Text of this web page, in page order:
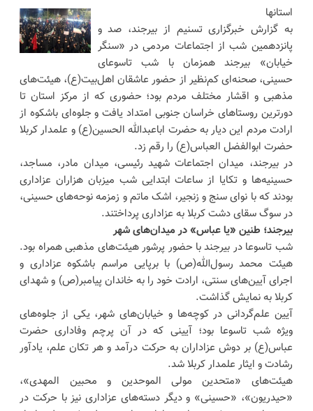
استانها
به گزارش خبرگزاری تسنیم از بیرجند، صد و
پانزدهمین شب از اجتماعات مردمی در «سنگر
خیابان» بیرجند همزمان با شب تاسوعای
حسینی، صحنه‌ای کم‌نظیر از حضور عاشقان اهل‌بیت(ع)، هیئت‌های
مذهبی و اقشار مختلف مردم بود؛ حضوری که از مرکز استان تا
دورترین روستاهای خراسان جنوبی امتداد یافت و جلوه‌ای باشکوه از
ارادت مردم این دیار به حضرت اباعبدالله الحسین(ع) و علمدار کربلا
حضرت ابوالفضل العباس(ع) را رقم زد.
در بیرجند، میدان اجتماعات شهید رئیسی، میدان مادر، مساجد،
حسینیه‌ها و تکایا از ساعات ابتدایی شب میزبان هزاران عزاداری
بودند که با نوای سنج و زنجیر، اشک ماتم و زمزمه نوحه‌های حسینی،
در سوگ سقای دشت کربلا به عزاداری پرداختند.
بیرجند؛ طنین «یا عباس» در میدان‌های شهر
شب تاسوعا در بیرجند با حضور پرشور هیئت‌های مذهبی همراه بود.
هیئت محمد رسول‌الله(ص) با برپایی مراسم باشکوه عزاداری و
اجرای آیین‌های سنتی، ارادت خود را به خاندان پیامبر(ص) و شهدای
کربلا به نمایش گذاشت.
آیین علم‌گردانی در کوچه‌ها و خیابان‌های شهر، یکی از جلوه‌های
ویژه شب تاسوعا بود؛ آیینی که در آن پرچم وفاداری حضرت
عباس(ع) بر دوش عزاداران به حرکت درآمد و هر تکان علم، یادآور
رشادت و ایثار علمدار کربلا شد.
هیئت‌های «متحدین مولی الموحدین و محبین المهدی»،
«حیدریون»، «حسینی» و دیگر دسته‌های عزاداری نیز با حرکت در